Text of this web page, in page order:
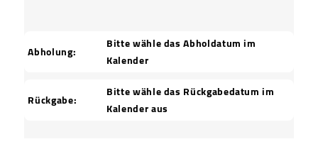
Abholung:
Bitte wähle das Abholdatum im
Kalender
Rückgabe:
Bitte wähle das Rückgabedatum im
Kalender aus